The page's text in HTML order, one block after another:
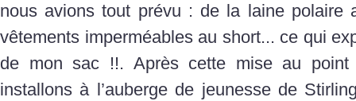
nous avions tout prévu : de la laine polaire
vêtements imperméables au short... ce qui
de mon sac !!. Après cette mise au point
installons à l’auberge de jeunesse de